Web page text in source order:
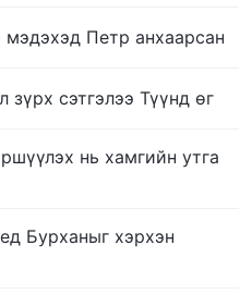
Петр анхаарсан
зүрх сэтгэлээ Түүнд өг
нь хамгийн утга
Бурханыг хэрхэн